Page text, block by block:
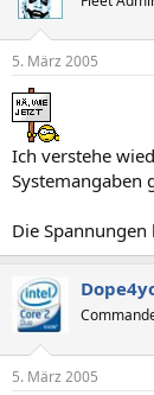
5. März 2005
Ich verstehe
Systemangaben
Die
5. März 2005